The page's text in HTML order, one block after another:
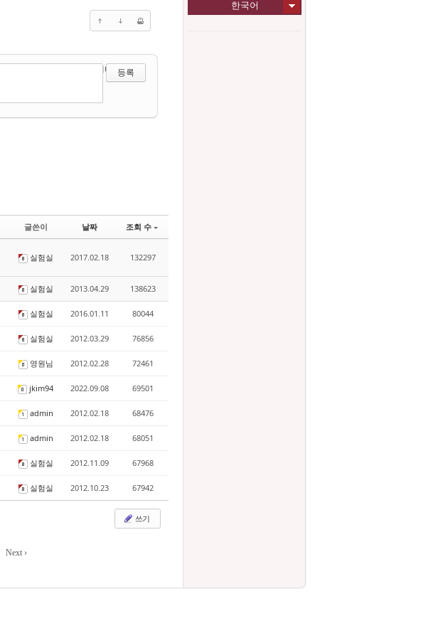
에디터 선택하기
글쓴이 날짜 조회 수
실험실 2017.02.18 132297
실험실 2013.04.29 138623
실험실 2016.01.11 80044
실험실 2012.03.29 76856
영원님 2012.02.28 72461
jkim94 2022.09.08 69501
admin 2012.02.18 68476
admin 2012.02.18 68051
실험실 2012.11.09 67968
실험실 2012.10.23 67942
쓰기
Next ›
한국어